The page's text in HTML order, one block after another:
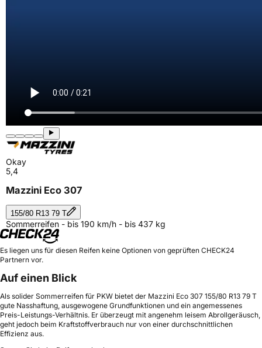
Okay
5,4
Mazzini Eco 307
155/80 R13 79 T
Sommerreifen - bis 190 km/h - bis 437 kg
Es liegen uns für diesen Reifen keine Optionen von geprüften CHECK24
Partnern vor.
Auf einen Blick
Als solider Sommerreifen für PKW bietet der Mazzini Eco 307 155/80 R13 79 T
gute Nasshaftung, ausgewogene Grundfunktionen und ein angemessenes
Preis-Leistungs-Verhältnis. Er überzeugt mit angenehm leisem Abrollgeräusch,
geht jedoch beim Kraftstoffverbrauch nur von einer durchschnittlichen
Effizienz aus.